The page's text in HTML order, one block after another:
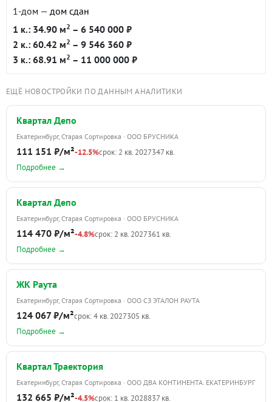
1-дом — дом сдан
1 к.: 34.90 м2 – 6 540 000 ₽
2 к.: 60.42 м2 – 9 546 360 ₽
3 к.: 68.91 м2 – 11 000 000 ₽
ЕЩЁ НОВОСТРОЙКИ ПО ДАННЫМ АНАЛИТИКИ
Квартал Депо
Екатеринбург, Старая Сортировка · ООО БРУСНИКА
111 151 ₽/м²-12.5%срок: 2 кв. 2027347 кв.
Подробнее →
Квартал Депо
Екатеринбург, Старая Сортировка · ООО БРУСНИКА
114 470 ₽/м²-4.8%срок: 2 кв. 2027361 кв.
Подробнее →
ЖК Раута
Екатеринбург, Старая Сортировка · ООО СЗ ЭТАЛОН РАУТА
124 067 ₽/м²срок: 4 кв. 2027305 кв.
Подробнее →
Квартал Траектория
Екатеринбург, Старая Сортировка · ООО ДВА КОНТИНЕНТА. ЕКАТЕРИНБУРГ
132 665 ₽/м²-4.5%срок: 1 кв. 2028837 кв.